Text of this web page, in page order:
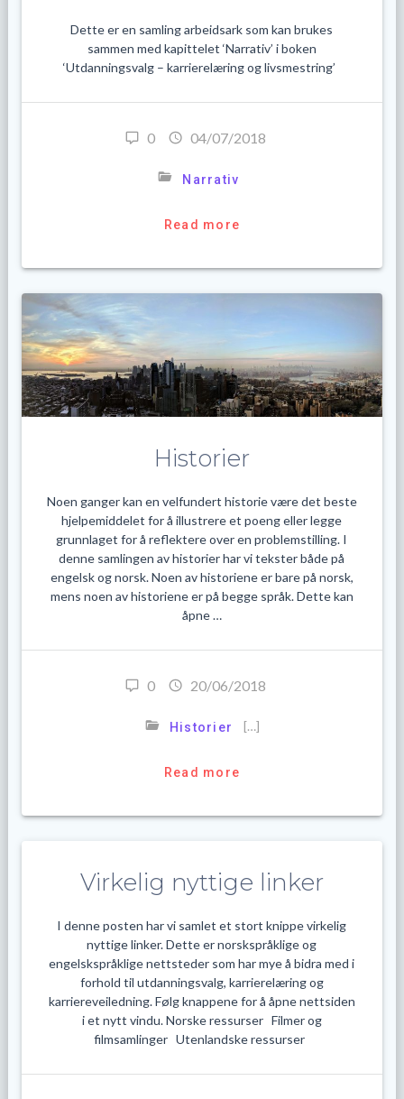
Dette er en samling arbeidsark som kan brukes
sammen med kapittelet ‘Narrativ’ i boken
‘Utdanningsvalg – karrierelæring og livsmestring’
0 04/07/2018
Narrativ
Read more
Historier
Noen ganger kan en velfundert historie være det beste
hjelpemiddelet for å illustrere et poeng eller legge
grunnlaget for å reflektere over en problemstilling. I
denne samlingen av historier har vi tekster både på
engelsk og norsk. Noen av historiene er bare på norsk,
mens noen av historiene er på begge språk. Dette kan
åpne …
0 20/06/2018
Historier […]
Read more
Virkelig nyttige linker
I denne posten har vi samlet et stort knippe virkelig
nyttige linker. Dette er norskspråklige og
engelskspråklige nettsteder som har mye å bidra med i
forhold til utdanningsvalg, karrierelæring og
karriereveiledning. Følg knappene for å åpne nettsiden
i et nytt vindu. Norske ressurser Filmer og
filmsamlinger Utenlandske ressurser